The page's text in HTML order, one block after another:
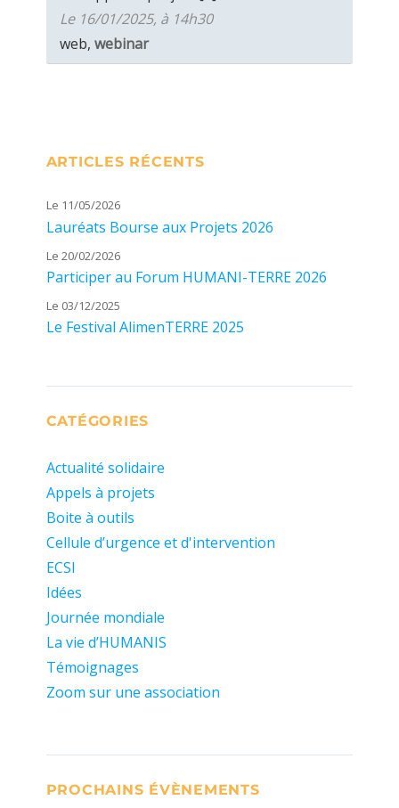
Le 16/01/2025, à 14h30
web, webinar
ARTICLES RÉCENTS
Le 11/05/2026
Lauréats Bourse aux Projets 2026
Le 20/02/2026
Participer au Forum HUMANI-TERRE 2026
Le 03/12/2025
Le Festival AlimenTERRE 2025
CATÉGORIES
Actualité solidaire
Appels à projets
Boite à outils
Cellule d’urgence et d'intervention
ECSI
Idées
Journée mondiale
La vie d’HUMANIS
Témoignages
Zoom sur une association
PROCHAINS ÉVÈNEMENTS